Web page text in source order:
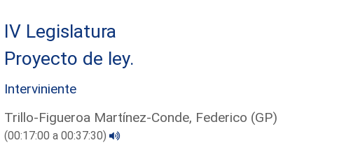
IV Legislatura
Proyecto de ley.
Interviniente
Trillo-Figueroa Martínez-Conde, Federico (GP)
(00:17:00 a 00:37:30)